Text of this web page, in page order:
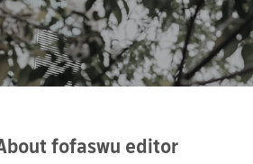
fofaswu editor